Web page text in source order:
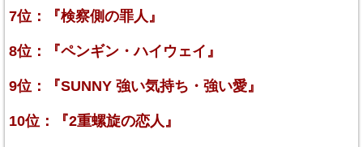
7位：『検察側の罪人』
8位：『ペンギン・ハイウェイ』
9位：『SUNNY 強い気持ち・強い愛』
10位：『2重螺旋の恋人』